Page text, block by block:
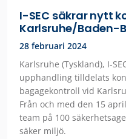
I-SEC säkrar nytt
Karlsruhe/Baden-
28 februari 2024
Karlsruhe (Tyskland), I-
upphandling tilldelats
bagagekontroll vid
Från och med den 15
team på 100
säker miljö.